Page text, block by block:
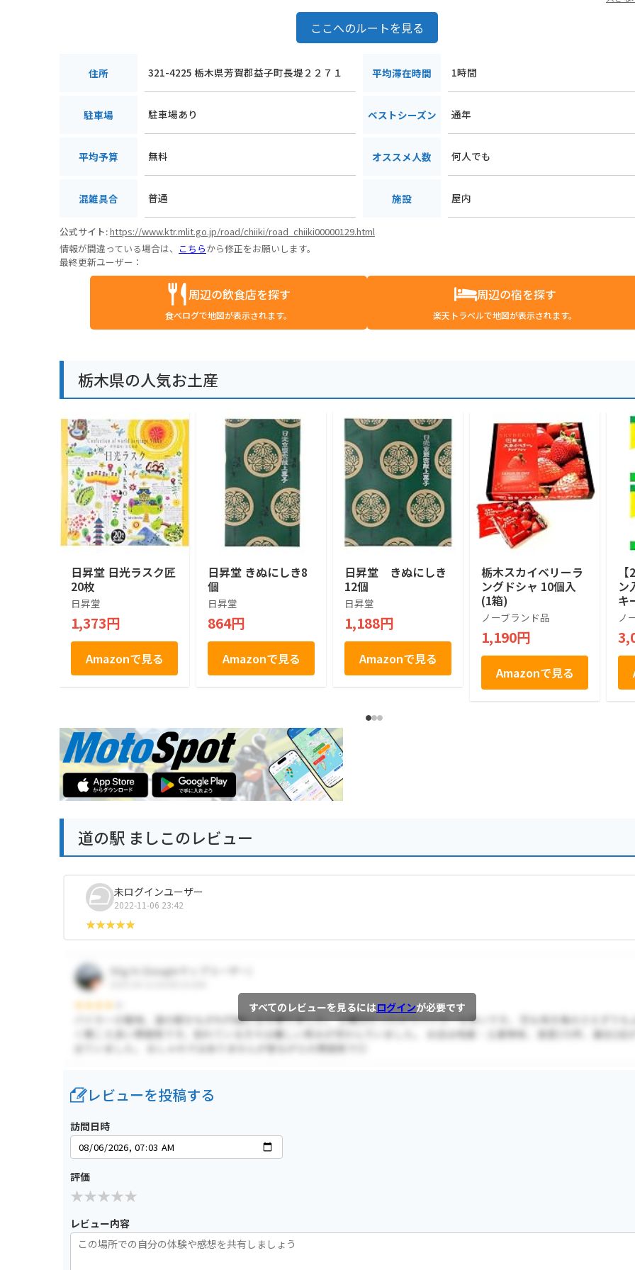
ここへのルートを見る
住所 321-4225 栃木県芳賀郡益子町長堤２２７１ 平均滞在時間 1時間
駐車場 駐車場あり ベストシーズン 通年
平均予算 無料 オススメ人数 何人でも
混雑具合 普通 施設 屋内
公式サイト:https://www.ktr.mlit.go.jp/road/chiiki/road_chiiki00000129.html
情報が間違っている場合は、 こちらから修正をお願いします。
最終更新ユーザー：
周辺の飲食店を探す
食べログで地図が表示されます。
周辺の宿を探す
楽天トラベルで地図が表示されます。
栃木県の人気お土産
日昇堂 日光ラスク匠
20枚
日昇堂
1,373円
Amazonで見る
日昇堂 きぬにしき8
個
日昇堂
864円
Amazonで見る
日昇堂 きぬにしき
12個
日昇堂
1,188円
Amazonで見る
栃木スカイベリーラ
ングドシャ 10個入
(1箱)
ノーブランド品
1,190円
Amazonで見る
ン
キ
き
ノ
道の駅 ましこのレビュー
未ログインユーザー
2022-11-06 23:42
すべてのレビューを見るにはログインが必要です
レビューを投稿する
訪問日時
評価
レビュー内容